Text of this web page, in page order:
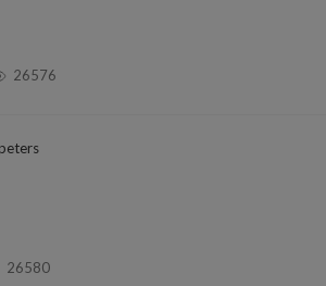
26576
26580